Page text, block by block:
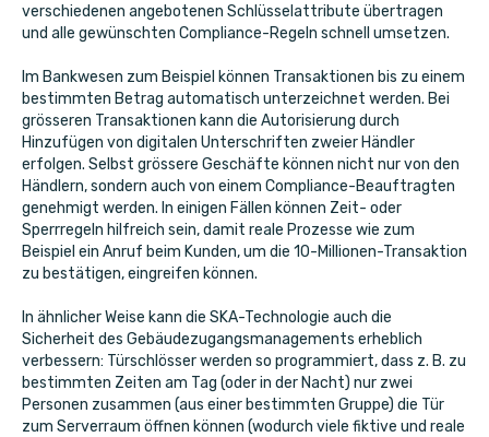
verschiedenen angebotenen Schlüsselattribute übertragen
und alle gewünschten Compliance-Regeln schnell umsetzen.
Im Bankwesen zum Beispiel können Transaktionen bis zu einem
bestimmten Betrag automatisch unterzeichnet werden. Bei
grösseren Transaktionen kann die Autorisierung durch
Hinzufügen von digitalen Unterschriften zweier Händler
erfolgen. Selbst grössere Geschäfte können nicht nur von den
Händlern, sondern auch von einem Compliance-Beauftragten
genehmigt werden. In einigen Fällen können Zeit- oder
Sperrregeln hilfreich sein, damit reale Prozesse wie zum
Beispiel ein Anruf beim Kunden, um die 10-Millionen-Transaktion
zu bestätigen, eingreifen können.
In ähnlicher Weise kann die SKA-Technologie auch die
Sicherheit des Gebäudezugangsmanagements erheblich
verbessern: Türschlösser werden so programmiert, dass z. B. zu
bestimmten Zeiten am Tag (oder in der Nacht) nur zwei
Personen zusammen (aus einer bestimmten Gruppe) die Tür
zum Serverraum öffnen können (wodurch viele fiktive und reale